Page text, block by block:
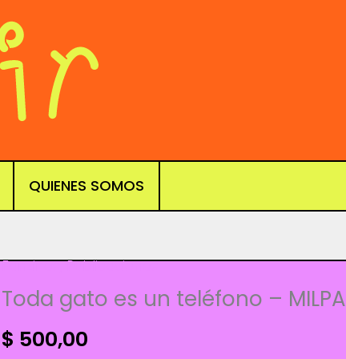
QUIENES SOMOS
Fanzines,Publicaciones
Toda gato es un teléfono – MILPA
$ 500,00